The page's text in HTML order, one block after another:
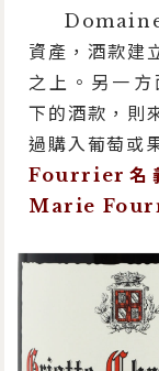
資產，酒款建
之上。另一
下的酒款，則
過購入葡萄或
Fourrier名
Marie